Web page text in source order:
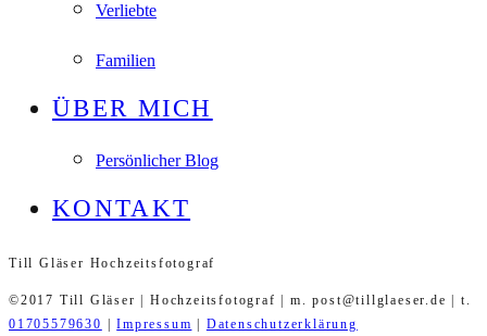
Verliebte
Familien
ÜBER MICH
Persönlicher Blog
KONTAKT
Till Gläser Hochzeitsfotograf
©2017 Till Gläser | Hochzeitsfotograf | m. post@tillglaeser.de | t.
01705579630
|Impressum Datenschutzerklärung